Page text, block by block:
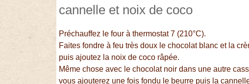
cannelle et noix de coco
Préchauffez le four à thermostat 7 (210°C).
Faites fondre à feu très doux le chocolat blanc et la
puis ajoutez la noix de coco râpée.
Même chose avec le chocolat noir dans une autre
vous ajouterez une fois fondu le beurre puis la